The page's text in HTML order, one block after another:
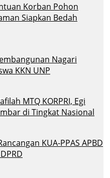
Korban Pohon
Siapkan Bedah
Nagari
KKN UNP
MTQ KORPRI, Egi
di Tingkat Nasional
KUA-PPAS APBD